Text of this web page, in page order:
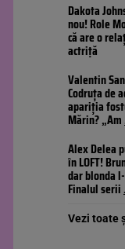
Dakota
nou! Role
că are o
actriță
Valentin
Codruța de
apariția
Mărin? „Am
Alex Delea
în LOFT!
dar blonda
Finalul serii
Vezi toate